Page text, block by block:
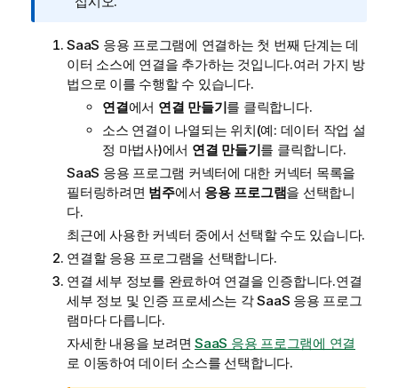
SaaS 응용 프로그램에 연결하는 첫 번째 단계는 데
이터 소스에 연결을 추가하는 것입니다.여러 가지 방
법으로 이를 수행할 수 있습니다.
연결에서 연결 만들기를 클릭합니다.
소스 연결이 나열되는 위치(예: 데이터 작업 설
정 마법사)에서 연결 만들기를 클릭합니다.
SaaS 응용 프로그램 커넥터에 대한 커넥터 목록을
필터링하려면 범주에서 응용 프로그램을 선택합니
다.
최근에 사용한 커넥터 중에서 선택할 수도 있습니다.
연결할 응용 프로그램을 선택합니다.
연결 세부 정보를 완료하여 연결을 인증합니다.연결
세부 정보 및 인증 프로세스는 각 SaaS 응용 프로그
램마다 다릅니다.
자세한 내용을 보려면 SaaS 응용 프로그램에 연결
로 이동하여 데이터 소스를 선택합니다.